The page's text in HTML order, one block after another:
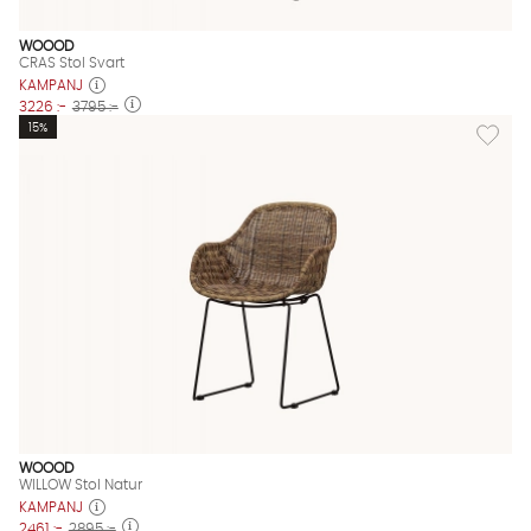
WOOOD
CRAS Stol Svart
KAMPANJ
3226 :- 3795 :-
Lägg
15%
WOOOD
WILLOW Stol Natur
KAMPANJ